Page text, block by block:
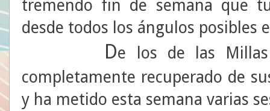
tremendo fin de semana que
desde todos los ángulos posibles
De los de las Millas
completamente recuperado de
y ha metido esta semana varias